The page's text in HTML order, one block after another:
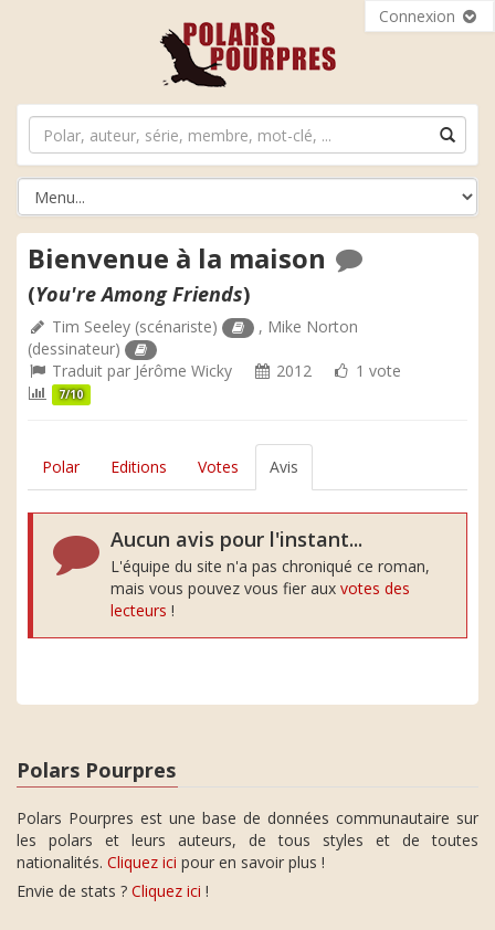
Connexion
Bienvenue à la maison
(You're Among Friends)
Tim Seeley (scénariste) , Mike Norton
(dessinateur)
Traduit par Jérôme Wicky 2012 1 vote
7/10
Polar Editions Votes Avis
Aucun avis pour l'instant...
L'équipe du site n'a pas chroniqué ce roman,
mais vous pouvez vous fier aux votes des
lecteurs !
Polars Pourpres
Polars Pourpres est une base de données communautaire sur
les polars et leurs auteurs, de tous styles et de toutes
nationalités. Cliquez ici pour en savoir plus !
Envie de stats ? Cliquez ici !